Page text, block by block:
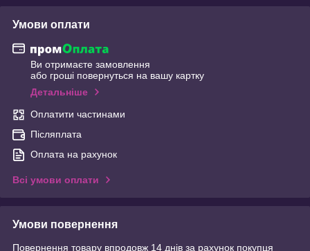
Умови оплати
Ви отримаєте замовлення
або гроші повернуться на вашу картку
Детальніше
Оплатити частинами
Післяплата
Оплата на рахунок
Всі умови оплати
Умови повернення
Повернення товару впродовж 14 днів за рахунок покупця